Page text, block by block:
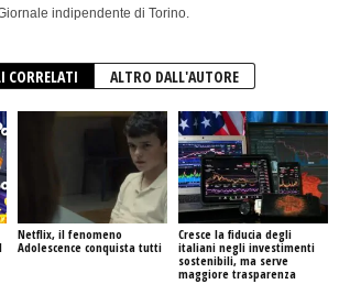
indipendente di Torino.
CORRELATI ALTRO DALL'AUTORE
Netflix, il fenomeno
Adolescence conquista tutti
Cresce la fiducia degli
italiani negli investimenti
sostenibili, ma serve
maggiore trasparenza